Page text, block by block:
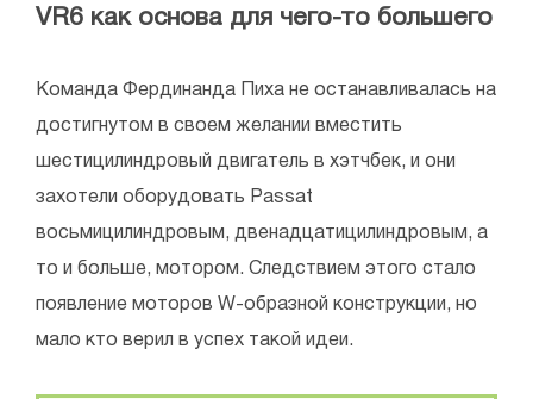
VR6 как основа для чего-то большего
Команда Фердинанда Пиха не останавливалась на
достигнутом в своем желании вместить
шестицилиндровый двигатель в хэтчбек, и они
захотели оборудовать Passat
восьмицилиндровым, двенадцатицилиндровым, а
то и больше, мотором. Следствием этого стало
появление моторов W-образной конструкции, но
мало кто верил в успех такой идеи.